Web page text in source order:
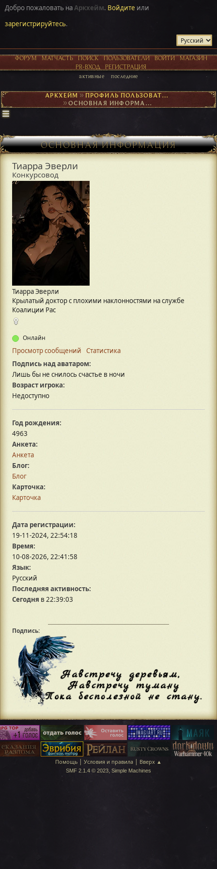
Добро пожаловать наАркхейм. Войдите или
зарегистрируйтесь.
ФОРУМ МАТЧАСТЬ ПОИСК ПОЛЬЗОВАТЕЛИ ВОЙТИ
МАГАЗИН
PR-ВХОД
РЕГИСТРАЦИЯ
активные последние
АРКХЕЙМ► ПРОФИЛЬ ПОЛЬЗОВАТЕЛЯ ТИАРРА ЭВЕРЛИ
► ОСНОВНАЯ ИНФОРМАЦИЯ
ОСНОВНАЯ ИНФОРМАЦИЯ
Тиарра Эверли
Конкурсовод
Тиарра Эверли
Крылатый доктор с плохими наклонностями на службе
Коалиции Рас
Онлайн
Просмотр сообщений
Статистика
Подпись над аватаром:
Лишь бы не снилось счастье в ночи
Возраст игрока:
Недоступно
Год рождения:
4963
Анкета:
Анкета
Блог:
Блог
Карточка:
Карточка
Дата регистрации:
19-11-2024, 22:54:18
Время:
10-08-2026, 22:41:58
Язык:
Русский
Последняя активность:
Сегодня в 22:39:03
Подпись:
Помощь | Условия и правила | Вверх ▲
SMF 2.1.4 © 2023, Simple Machines